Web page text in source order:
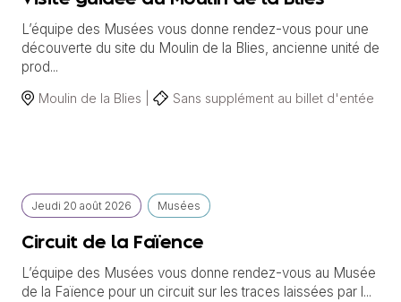
L’équipe des Musées vous donne rendez-vous pour une
découverte du site du Moulin de la Blies, ancienne unité de
prod...
Moulin de la Blies | Sans supplément au billet d'entée
Jeudi 20 août 2026 Musées
Circuit de la Faïence
L’équipe des Musées vous donne rendez-vous au Musée
de la Faïence pour un circuit sur les traces laissées par l...